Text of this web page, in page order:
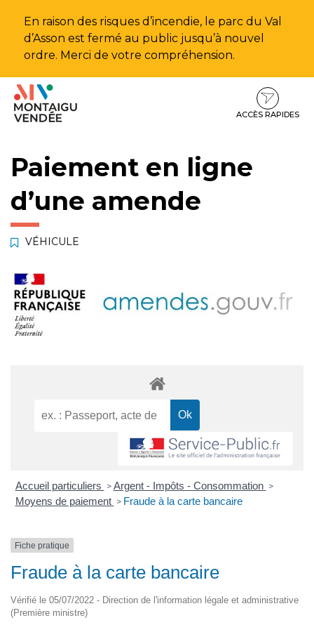
En raison des risques d’incendie, le parc du Val
d’Asson est fermé au public jusqu’à nouvel
ordre. Merci de votre compréhension.
Aller
Aller
contenu
Aller
pied
ACCÈS RAPIDES
Paiement en ligne
d’une amende
VÉHICULE
Accueil particuliers > Argent - Impôts - Consommation >
Moyens de paiement > Fraude à la carte bancaire
Fiche pratique
Fraude à la carte bancaire
Vérifié le 05/07/2022 - Direction de l'information légale et administrative
(Première ministre)